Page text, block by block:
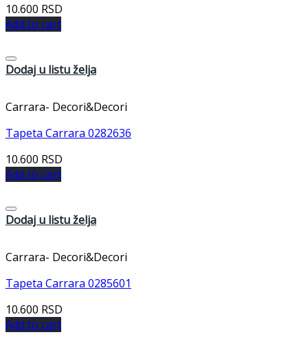
10.600 RSD
Add to cart
Dodaj u listu želja
Carrara- Decori&Decori
Tapeta Carrara 0282636
10.600 RSD
Add to cart
Dodaj u listu želja
Carrara- Decori&Decori
Tapeta Carrara 0285601
10.600 RSD
Add to cart